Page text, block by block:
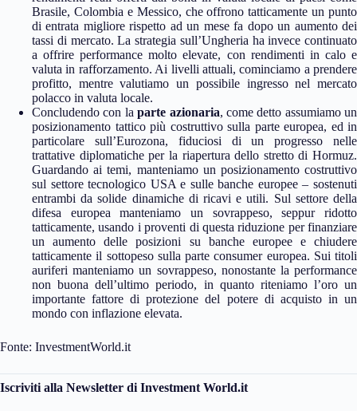
Brasile, Colombia e Messico, che offrono tatticamente un punto
di entrata migliore rispetto ad un mese fa dopo un aumento dei
tassi di mercato. La strategia sull’Ungheria ha invece continuato
a offrire performance molto elevate, con rendimenti in calo e
valuta in rafforzamento. Ai livelli attuali, cominciamo a prendere
profitto, mentre valutiamo un possibile ingresso nel mercato
polacco in valuta locale.
Concludendo con laparte azionaria, come detto assumiamo un
posizionamento tattico più costruttivo sulla parte europea, ed in
particolare sull’Eurozona, fiduciosi di un progresso nelle
trattative diplomatiche per la riapertura dello stretto di Hormuz.
Guardando ai temi, manteniamo un posizionamento costruttivo
sul settore tecnologico USA e sulle banche europee – sostenuti
entrambi da solide dinamiche di ricavi e utili. Sul settore della
difesa europea manteniamo un sovrappeso, seppur ridotto
tatticamente, usando i proventi di questa riduzione per finanziare
un aumento delle posizioni su banche europee e chiudere
tatticamente il sottopeso sulla parte consumer europea. Sui titoli
auriferi manteniamo un sovrappeso, nonostante la performance
non buona dell’ultimo periodo, in quanto riteniamo l’oro un
importante fattore di protezione del potere di acquisto in un
mondo con inflazione elevata.
Fonte: InvestmentWorld.it
Iscriviti alla Newsletter di Investment World.it